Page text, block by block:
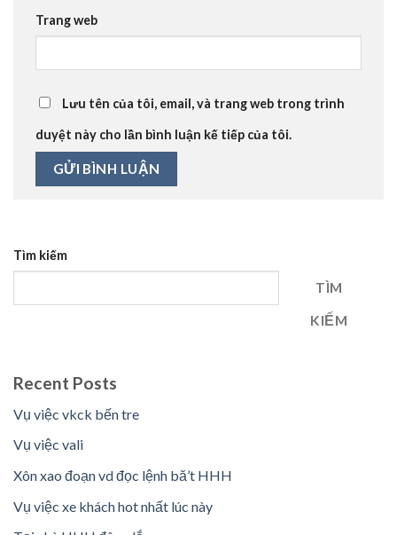
Trang web
Lưu tên của tôi, email, và trang web trong trình
duyệt này cho lần bình luận kế tiếp của tôi.
Tìm kiếm
TÌM
KIẾM
Recent Posts
Vụ việc vkck bến tre
Vụ việc vali
Xôn xao đoạn vd đọc lệnh bă’t HHH
Vụ việc xe khách hot nhất lúc này